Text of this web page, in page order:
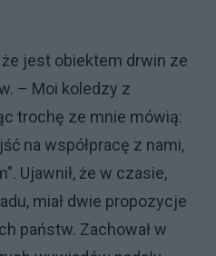
jest obiektem drwin ze
– Moi koledzy z
trochę ze mnie mówią:
na współpracę z nami,
Ujawnił, że w czasie,
miał dwie propozycje
państw. Zachował w